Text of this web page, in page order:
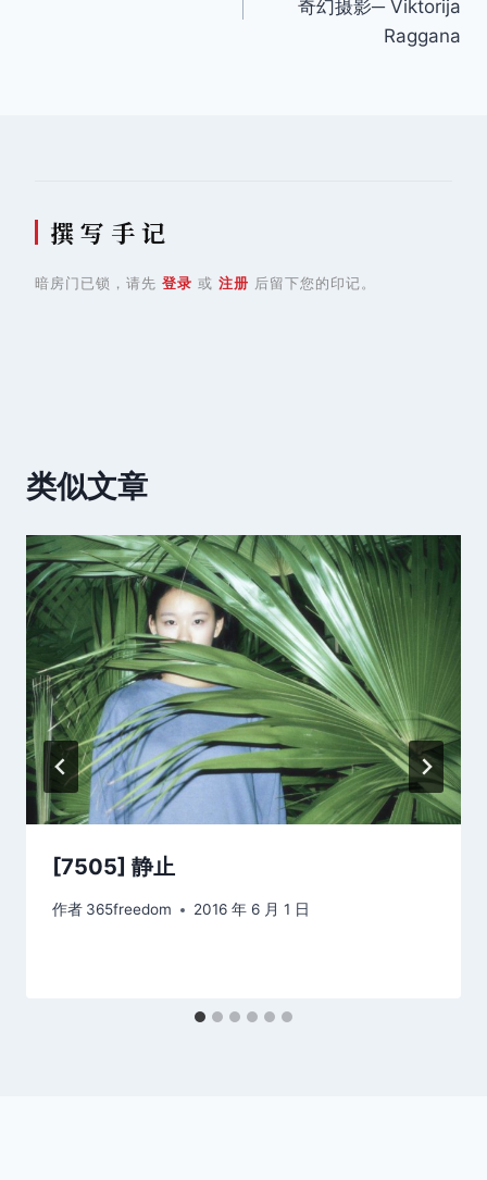
奇幻摄影─ Viktorija
Raggana
撰 写 手 记
暗房门已锁，请先 登录 或 注册 后留下您的印记。
类似文章
[7505] 静止
作者 365freedom 2016 年 6 月 1 日